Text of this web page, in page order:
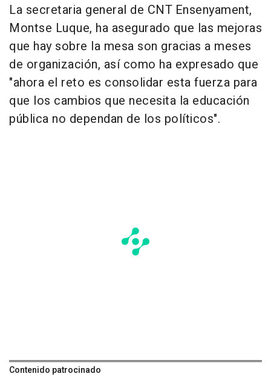
La secretaria general de CNT Ensenyament,
Montse Luque, ha asegurado que las mejoras
que hay sobre la mesa son gracias a meses
de organización, así como ha expresado que
"ahora el reto es consolidar esta fuerza para
que los cambios que necesita la educación
pública no dependan de los políticos".
Contenido patrocinado